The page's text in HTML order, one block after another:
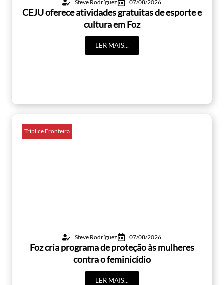
Steve Rodríguez 07/08/2026
CEJU oferece atividades gratuitas de esporte e
cultura em Foz
LER MAIS...
Tríplice Fronteira
Steve Rodríguez 07/08/2026
Foz cria programa de proteção às mulheres
contra o feminicídio
LER MAIS...